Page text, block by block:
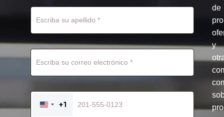
UNITED
+1
de
y